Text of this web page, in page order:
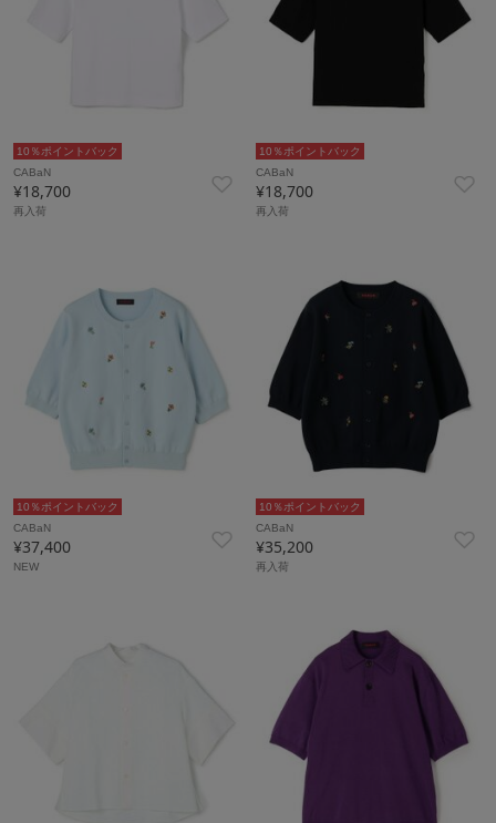
10％ポイントバック
CABaN
¥18,700
再入荷
10％ポイントバック
CABaN
¥18,700
再入荷
10％ポイントバック
CABaN
¥37,400
NEW
10％ポイントバック
CABaN
¥35,200
再入荷